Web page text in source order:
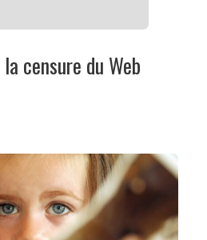
censure du Web